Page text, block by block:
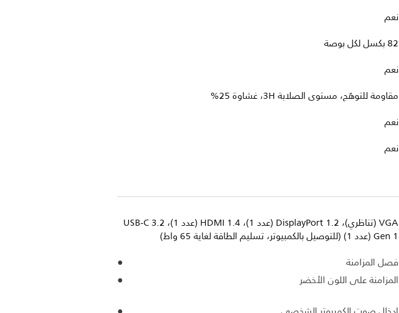
نعم
82 بكسل لكل بوصة
نعم
مقاومة للتوهّج، مستوى الصلابة 3H، غشاوة 25%
نعم
نعم
VGA (تناظري)، DisplayPort 1.2 (عدد 1)، HDMI 1.4 (عدد 1)، USB-C 3.2
Gen 1 (عدد 1) (للتوصيل بالكمبيوتر، تسليم الطاقة لغاية 65 واط)
فصل المزامنة
المزامنة على اللون الأخضر